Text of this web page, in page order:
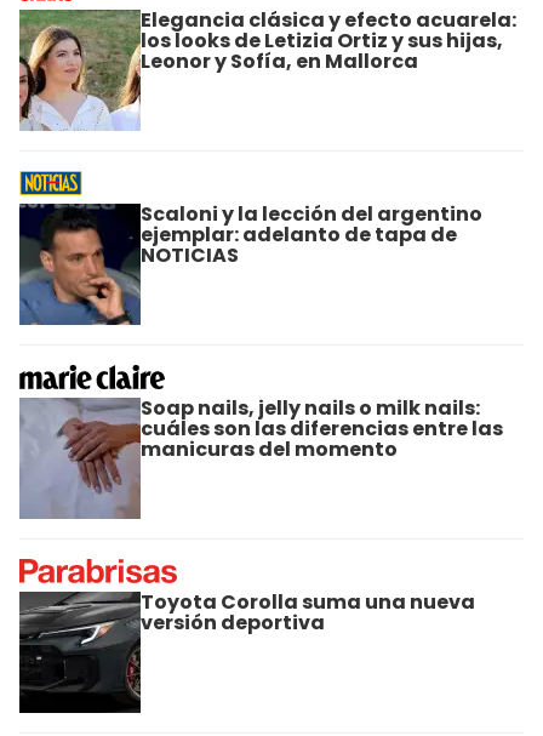
Elegancia clásica y efecto acuarela:
los looks de Letizia Ortiz y sus hijas,
Leonor y Sofía, en Mallorca
Scaloni y la lección del argentino
ejemplar: adelanto de tapa de
NOTICIAS
Soap nails, jelly nails o milk nails:
cuáles son las diferencias entre las
manicuras del momento
Toyota Corolla suma una nueva
versión deportiva